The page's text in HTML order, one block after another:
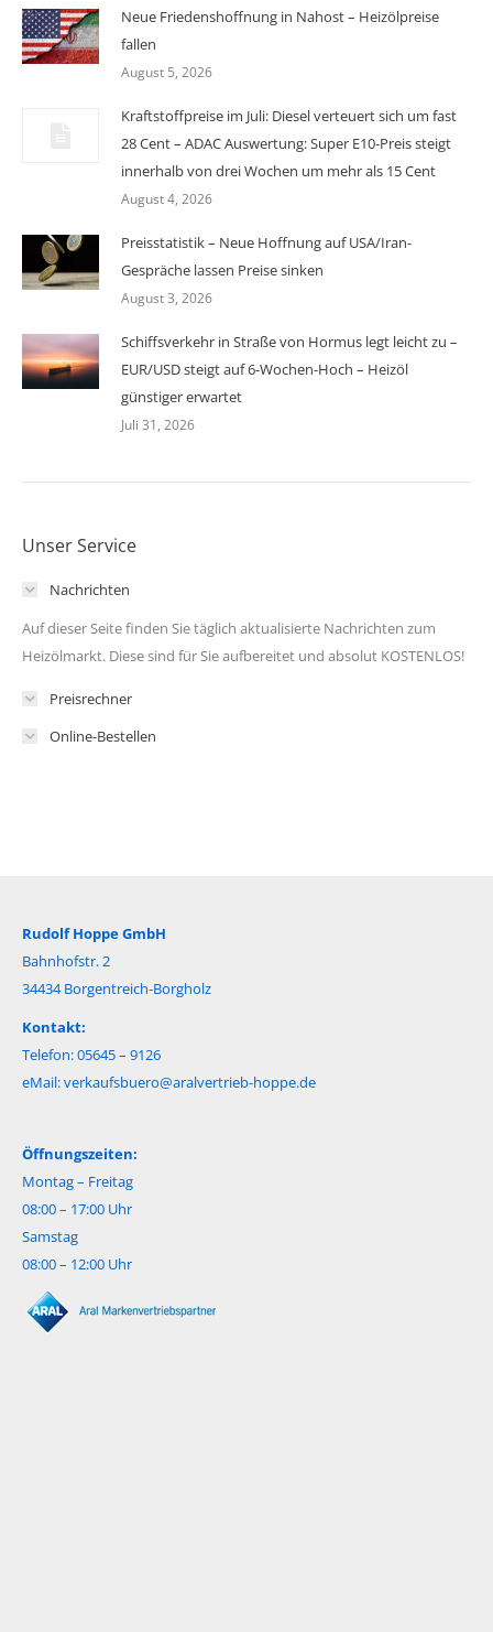
Neue Friedenshoffnung in Nahost – Heizölpreise
fallen
August 5, 2026
Kraftstoffpreise im Juli: Diesel verteuert sich um fast
28 Cent – ADAC Auswertung: Super E10-Preis steigt
innerhalb von drei Wochen um mehr als 15 Cent
August 4, 2026
Preisstatistik – Neue Hoffnung auf USA/Iran-
Gespräche lassen Preise sinken
August 3, 2026
Schiffsverkehr in Straße von Hormus legt leicht zu –
EUR/USD steigt auf 6-Wochen-Hoch – Heizöl
günstiger erwartet
Juli 31, 2026
Unser Service
Nachrichten
Auf dieser Seite finden Sie täglich aktualisierte Nachrichten zum
Heizölmarkt. Diese sind für Sie aufbereitet und absolut KOSTENLOS!
Preisrechner
Online-Bestellen
Rudolf Hoppe GmbH
Bahnhofstr. 2
34434 Borgentreich-Borgholz
Kontakt:
Telefon: 05645 – 9126
eMail:verkaufsbuero@aralvertrieb-hoppe.de
Öffnungszeiten:
Montag – Freitag
08:00 – 17:00 Uhr
Samstag
08:00 – 12:00 Uhr